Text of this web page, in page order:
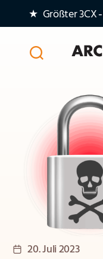
★ Größter
20. Juli 2023